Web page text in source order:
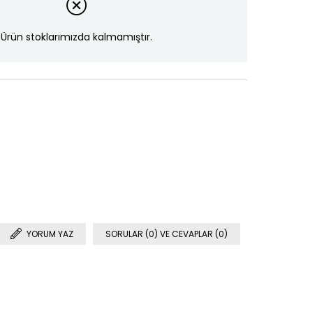
Ürün stoklarımızda kalmamıştır.
YORUM YAZ SORULAR (0) VE CEVAPLAR (0)